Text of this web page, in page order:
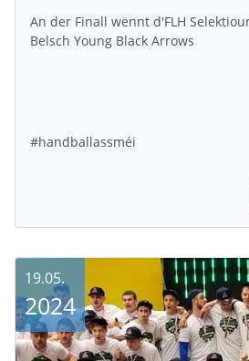
An der Finall wënnt d'FLH
Belsch Young Black Arrows
#handballassméi
19.05.
2024